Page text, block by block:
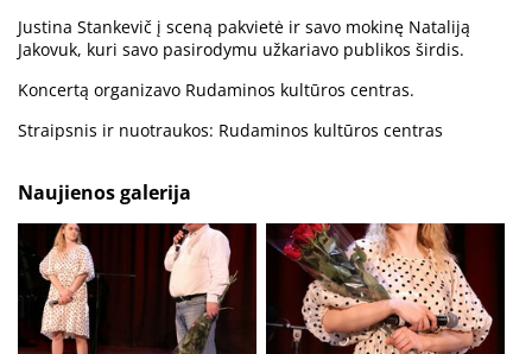
Justina Stankevič į sceną pakvietė ir savo mokinę Nataliją
Jakovuk, kuri savo pasirodymu užkariavo publikos širdis.
Koncertą organizavo Rudaminos kultūros centras.
Straipsnis ir nuotraukos: Rudaminos kultūros centras
Naujienos galerija